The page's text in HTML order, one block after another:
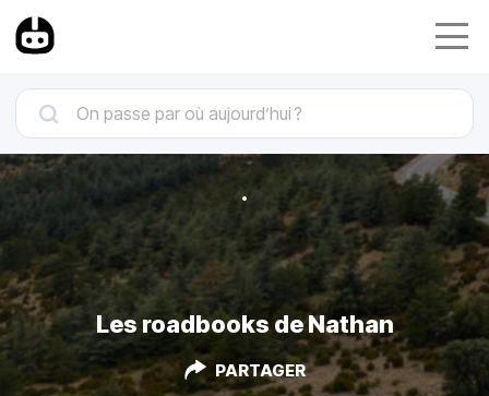
Les roadbooks de Nathan
PARTAGER